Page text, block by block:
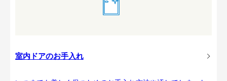
室内ドアのお手入れ